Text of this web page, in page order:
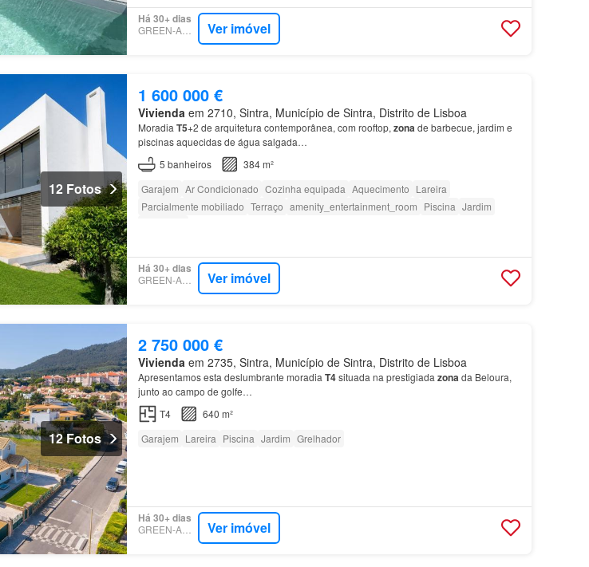
Há 30+ dias
GREEN-ACRES Ver imóvel
12 Fotos
1 600 000 €
Vivienda em 2710, Sintra, Município de Sintra, Distrito de Lisboa
Moradia T5+2 de arquitetura contemporânea, com rooftop, zonade barbecue, jardim e
piscinas aquecidas de água salgada…
5 banheiros
384 m²
Garajem Ar Condicionado Cozinha equipada Aquecimento Lareira
Parcialmente mobiliado Terraço amenity_entertainment_room Piscina Jardim
Há 30+ dias
GREEN-ACRES Ver imóvel
12 Fotos
2 750 000 €
Vivienda em 2735, Sintra, Município de Sintra, Distrito de Lisboa
Apresentamos esta deslumbrante moradia T4situada na prestigiada zonada Beloura,
junto ao campo de golfe…
T4
640 m²
Garajem Lareira Piscina Jardim Grelhador
Há 30+ dias
GREEN-ACRES Ver imóvel